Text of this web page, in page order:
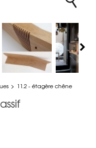
> 11.2 - étagère chêne